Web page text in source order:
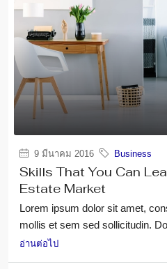
9 มีนาคม 2016 Business
Skills That You Can
Estate Market
Lorem ipsum dolor sit amet,
mollis et sem sed sollicitudin.
อ่านต่อไป